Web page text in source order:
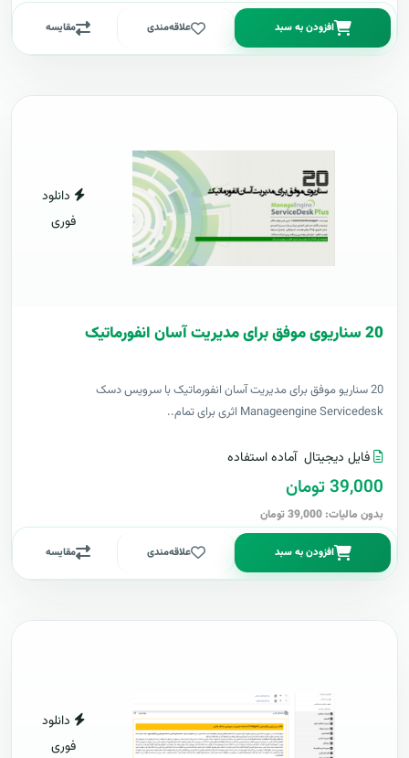
افزودن به سبد علاقه‌مندی مقایسه
دانلود
فوری
20 سناریوی موفق برای مدیریت آسان انفورماتیک
20 سناریو موفق برای مدیریت آسان انفورماتیک با سرویس دسک
Manageengine Servicedesk اثری برای تمام..
فایل دیجیتال آماده استفاده
39,000 تومان
بدون مالیات: 39,000 تومان
افزودن به سبد علاقه‌مندی مقایسه
دانلود
فوری